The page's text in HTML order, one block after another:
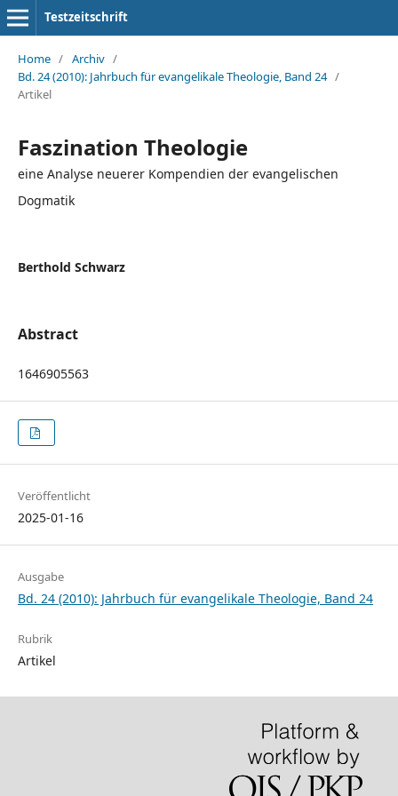
Testzeitschrift
Home / Archiv /
Bd. 24 (2010): Jahrbuch für evangelikale Theologie, Band 24 /
Artikel
Faszination Theologie
eine Analyse neuerer Kompendien der evangelischen
Dogmatik
Berthold Schwarz
Abstract
1646905563
Veröffentlicht
2025-01-16
Ausgabe
Bd. 24 (2010): Jahrbuch für evangelikale Theologie, Band 24
Rubrik
Artikel